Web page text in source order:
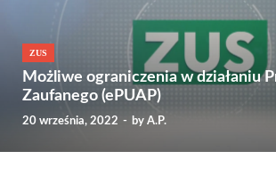
ZUS
Możliwe ograniczenia w działaniu
Zaufanego (ePUAP)
20 września, 2022 - by A.P.